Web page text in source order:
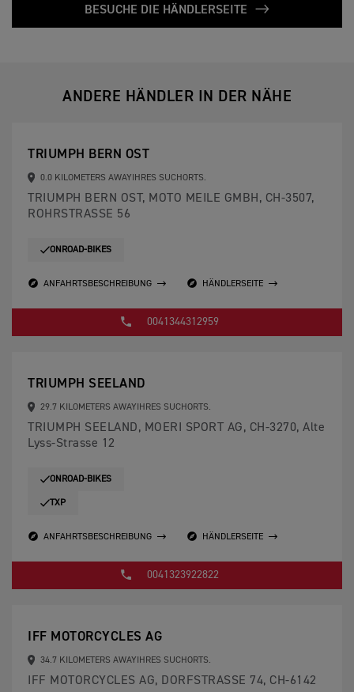
BESUCHE DIE HÄNDLERSEITE
ANDERE HÄNDLER IN DER NÄHE
TRIUMPH BERN OST
0.0 KILOMETERS AWAYIHRES SUCHORTS.
TRIUMPH BERN OST, MOTO MEILE GMBH, CH-3507,
ROHRSTRASSE 56
ONROAD-BIKES
ANFAHRTSBESCHREIBUNG HÄNDLERSEITE
0041344312959
TRIUMPH SEELAND
29.7 KILOMETERS AWAYIHRES SUCHORTS.
TRIUMPH SEELAND, MOERI SPORT AG, CH-3270, Alte
Lyss-Strasse 12
ONROAD-BIKES
TXP
ANFAHRTSBESCHREIBUNG HÄNDLERSEITE
0041323922822
IFF MOTORCYCLES AG
34.7 KILOMETERS AWAYIHRES SUCHORTS.
IFF MOTORCYCLES AG, DORFSTRASSE 74, CH-6142